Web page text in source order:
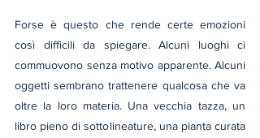
Forse è questo che rende certe emozioni
così difficili da spiegare. Alcuni luoghi ci
commuovono senza motivo apparente. Alcuni
oggetti sembrano trattenere qualcosa che va
oltre la loro materia. Una vecchia tazza, un
libro pieno di sottolineature, una pianta curata